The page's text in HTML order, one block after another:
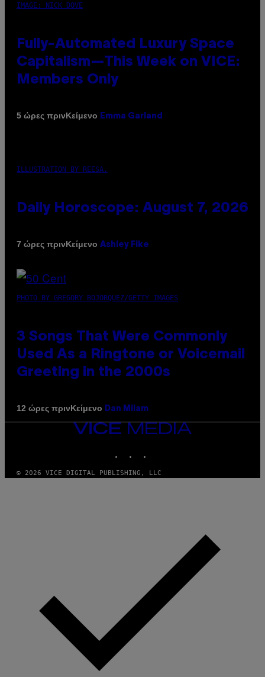
IMAGE: NICK DOVE
Fully-Automated Luxury Space
Capitalism—This Week on VICE:
Members Only
5 ώρες πρινΚείμενο Emma Garland
ILLUSTRATION BY REESA.
Daily Horoscope: August 7, 2026
7 ώρες πρινΚείμενο Ashley Fike
PHOTO BY GREGORY BOJORQUEZ/GETTY IMAGES
3 Songs That Were Commonly
Used As a Ringtone or Voicemail
Greeting in the 2000s
12 ώρες πρινΚείμενο Dan Milam
VICE
MEDIA
© 2026 VICE DIGITAL PUBLISHING, LLC